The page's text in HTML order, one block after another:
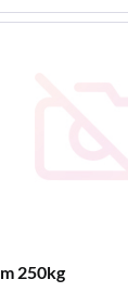
250kg